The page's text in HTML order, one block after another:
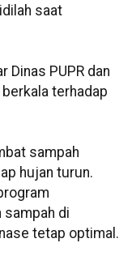
saat
Dinas PUPR dan
terhadap
sampah
hujan turun.
sampah di
tetap optimal.